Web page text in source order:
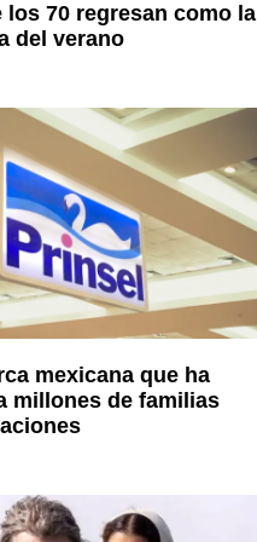
los 70 regresan como la
del verano
mexicana que ha
millones de familias